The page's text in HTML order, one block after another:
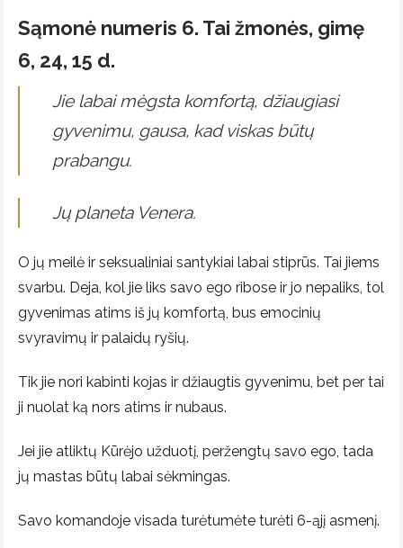
Sąmonė numeris 6. Tai žmonės, gimę
6, 24, 15 d.
Jie labai mėgsta komfortą, džiaugiasi
gyvenimu, gausa, kad viskas būtų
prabangu.
Jų planeta Venera.
O jų meilė ir seksualiniai santykiai labai stiprūs. Tai jiems
svarbu. Deja, kol jie liks savo ego ribose ir jo nepaliks, tol
gyvenimas atims iš jų komfortą, bus emocinių
svyravimų ir palaidų ryšių.
Tik jie nori kabinti kojas ir džiaugtis gyvenimu, bet per tai
ji nuolat ką nors atims ir nubaus.
Jei jie atliktų Kūrėjo užduotį, peržengtų savo ego, tada
jų mastas būtų labai sėkmingas.
Savo komandoje visada turėtumėte turėti 6-ąjį asmenį.